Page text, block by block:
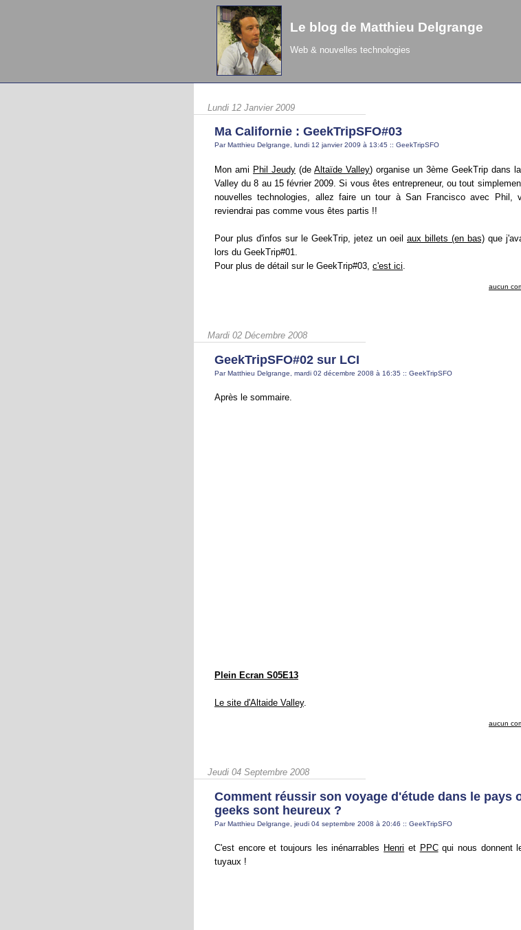
Le blog de Matthieu Delgrange
Web & nouvelles technologies
Lundi 12 Janvier 2009
Ma Californie : GeekTripSFO#03
Par Matthieu Delgrange, lundi 12 janvier 2009 à 13:45 :: GeekTripSFO
Mon ami Phil Jeudy (de Altaïde Valley) organise un 3ème GeekTrip dans
Valley du 8 au 15 février 2009. Si vous êtes entrepreneur, ou tout
nouvelles technologies, allez faire un tour à San Francisco avec Phil,
reviendrai pas comme vous êtes partis !!
Pour plus d'infos sur le GeekTrip, jetez un oeil aux billets (en bas) que
lors du GeekTrip#01.
Pour plus de détail sur le GeekTrip#03, c'est ici
aucun
Mardi 02 Décembre 2008
GeekTripSFO#02 sur LCI
Par Matthieu Delgrange, mardi 02 décembre 2008 à 16:35 :: GeekTripSFO
Après le sommaire.
Plein Ecran S05E13
Le site d'Altaide Valley.
aucun
Jeudi 04 Septembre 2008
Comment réussir son voyage d'étude dans le pays
geeks sont heureux ?
Par Matthieu Delgrange, jeudi 04 septembre 2008 à 20:46 :: GeekTripSFO
C'est encore et toujours les inénarrables Henri et PPCqui nous donnent
tuyaux !